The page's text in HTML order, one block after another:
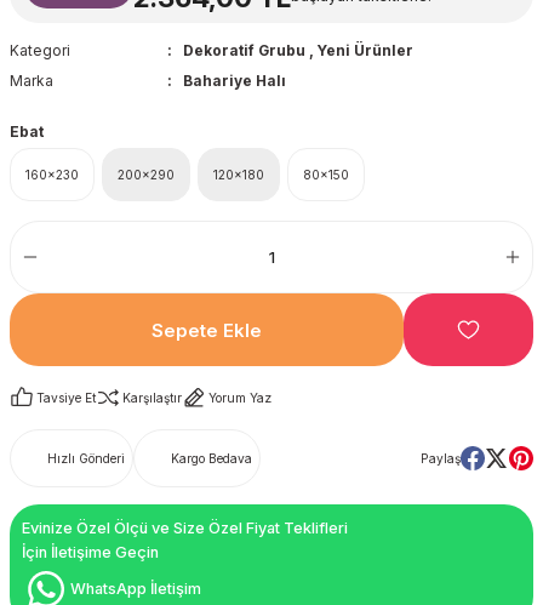
Kategori Dekoratif Grubu , Yeni Ürünler
Marka
Bahariye Halı
Ebat
160x230 200x290 120x180 80x150
Sepete Ekle
Tavsiye Et Karşılaştır Yorum Yaz
Hızlı Gönderi Kargo Bedava Paylaş
Evinize Özel Ölçü ve Size Özel Fiyat Teklifleri
İçin İletişime Geçin
WhatsApp İletişim